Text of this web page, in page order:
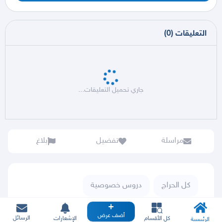
التعليقات (
0
)
جاري تحميل التعليقات...
مراسلة تفضيل بلاغ
كل الحراج دروس خصوصية
تعليم وتدريب
الرئيسية كل الأقسام أضف عرض الإشعارات الرسائل